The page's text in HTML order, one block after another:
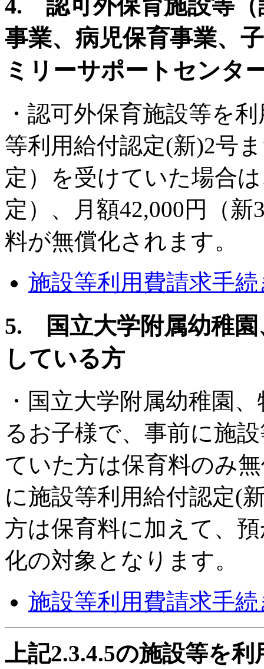
4. 認可外保育施設等（
事業、病児保育事業、
ミリーサポートセンタ
・認可外保育施設等を
等利用給付認定(新)2号
定）を受けていた場合
定）、月額42,000円（
料が無償化されます。
施設等利用費請求手
5. 国立大学附属幼稚園
している方
・国立大学附属幼稚園
るお子様で、事前に施
ていた方は保育料のみ
に施設等利用給付認定(
方は保育料に加えて、
化の対象となります。
施設等利用費請求手
上記2.3.4.5の施設等を